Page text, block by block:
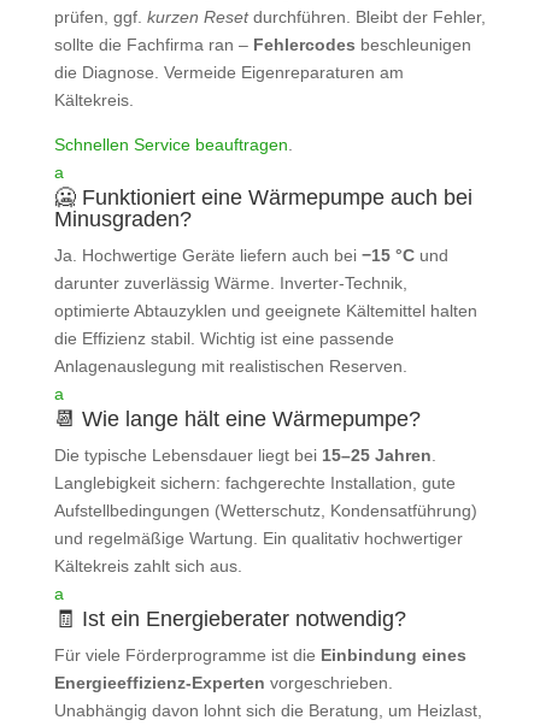
prüfen, ggf. kurzen Resetdurchführen. Bleibt der Fehler,
sollte die Fachfirma ran – Fehlercodes beschleunigen
die Diagnose. Vermeide Eigenreparaturen am
Kältekreis.
Schnellen Service beauftragen
a
🥶 Funktioniert eine Wärmepumpe auch bei
Minusgraden?
Ja. Hochwertige Geräte liefern auch bei −15 °Cund
darunter zuverlässig Wärme. Inverter‑Technik,
optimierte Abtauzyklen und geeignete Kältemittel halten
die Effizienz stabil. Wichtig ist eine passende
Anlagenauslegung mit realistischen Reserven.
a
📆 Wie lange hält eine Wärmepumpe?
Die typische Lebensdauer liegt bei 15–25 Jahren
Langlebigkeit sichern: fachgerechte Installation, gute
Aufstellbedingungen (Wetterschutz, Kondensatführung)
und regelmäßige Wartung. Ein qualitativ hochwertiger
Kältekreis zahlt sich aus.
a
🧾 Ist ein Energieberater notwendig?
Für viele Förderprogramme ist die Einbindung eines
Energieeffizienz‑Experten vorgeschrieben.
Unabhängig davon lohnt sich die Beratung, um Heizlast,